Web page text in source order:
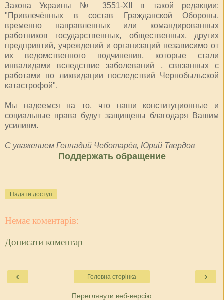
Закона Украины № 3551-ХІІ в такой редакции:
"Привлечённых в состав Гражданской Обороны,
временно направленных или командированных
работников государственных, общественных, других
предприятий, учреждений и организаций независимо от
их ведомственного подчинения, которые стали
инвалидами вследствие заболеваний , связанных с
работами по ликвидации последствий Чернобыльской
катастрофой".
Мы надеемся на то, что наши конституционные и
социальные права будут защищены благодаря Вашим
усилиям.
С уважением Геннадий Чеботарёв, Юрий Твердов
Поддержать обращение
Надати доступ
Немає коментарів:
Дописати коментар
‹ ›
Головна сторінка
Переглянути веб-версію